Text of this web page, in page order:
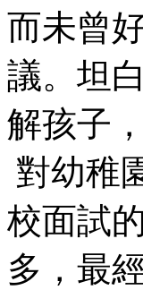
而未曾
議。坦
解孩子
對幼稚
校面試
多，最